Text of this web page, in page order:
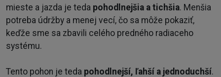
mieste a jazda je teda pohodlnejšia a tichšia. Menšia
potreba údržby a menej vecí, čo sa môže pokaziť,
keďže sme sa zbavili celého predného radiaceho
systému.
Tento pohon je teda pohodlnejší, ľahší a jednoduchší.